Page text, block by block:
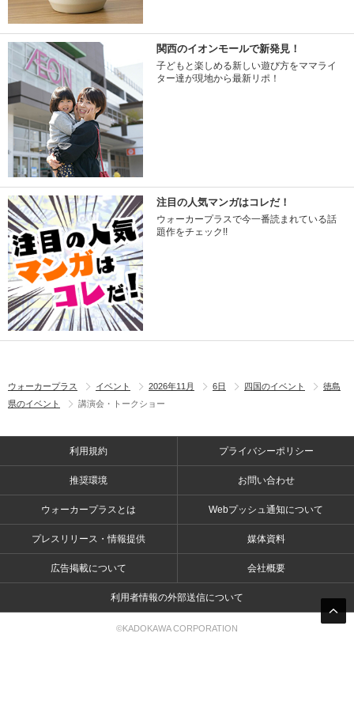
関西のイオンモールで新発見！
子どもと楽しめる新しい遊び方をママライ
ター達が現地から最新リポ！
注目の人気マンガはコレだ！
ウォーカープラスで今一番読まれている話
題作をチェック!!
ウォーカープラス イベント 2026年11月 6日 四国のイベント
徳島
県のイベント
講演会・トークショー
利用規約 プライバシーポリシー
推奨環境 お問い合わせ
ウォーカープラスとは Webプッシュ通知について
プレスリリース・情報提供 媒体資料
広告掲載について 会社概要
利用者情報の外部送信について
©KADOKAWA CORPORATION